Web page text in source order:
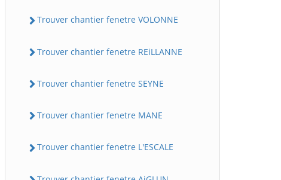
Trouver chantier fenetre VOLONNE
Trouver chantier fenetre REiLLANNE
Trouver chantier fenetre SEYNE
Trouver chantier fenetre MANE
Trouver chantier fenetre L'ESCALE